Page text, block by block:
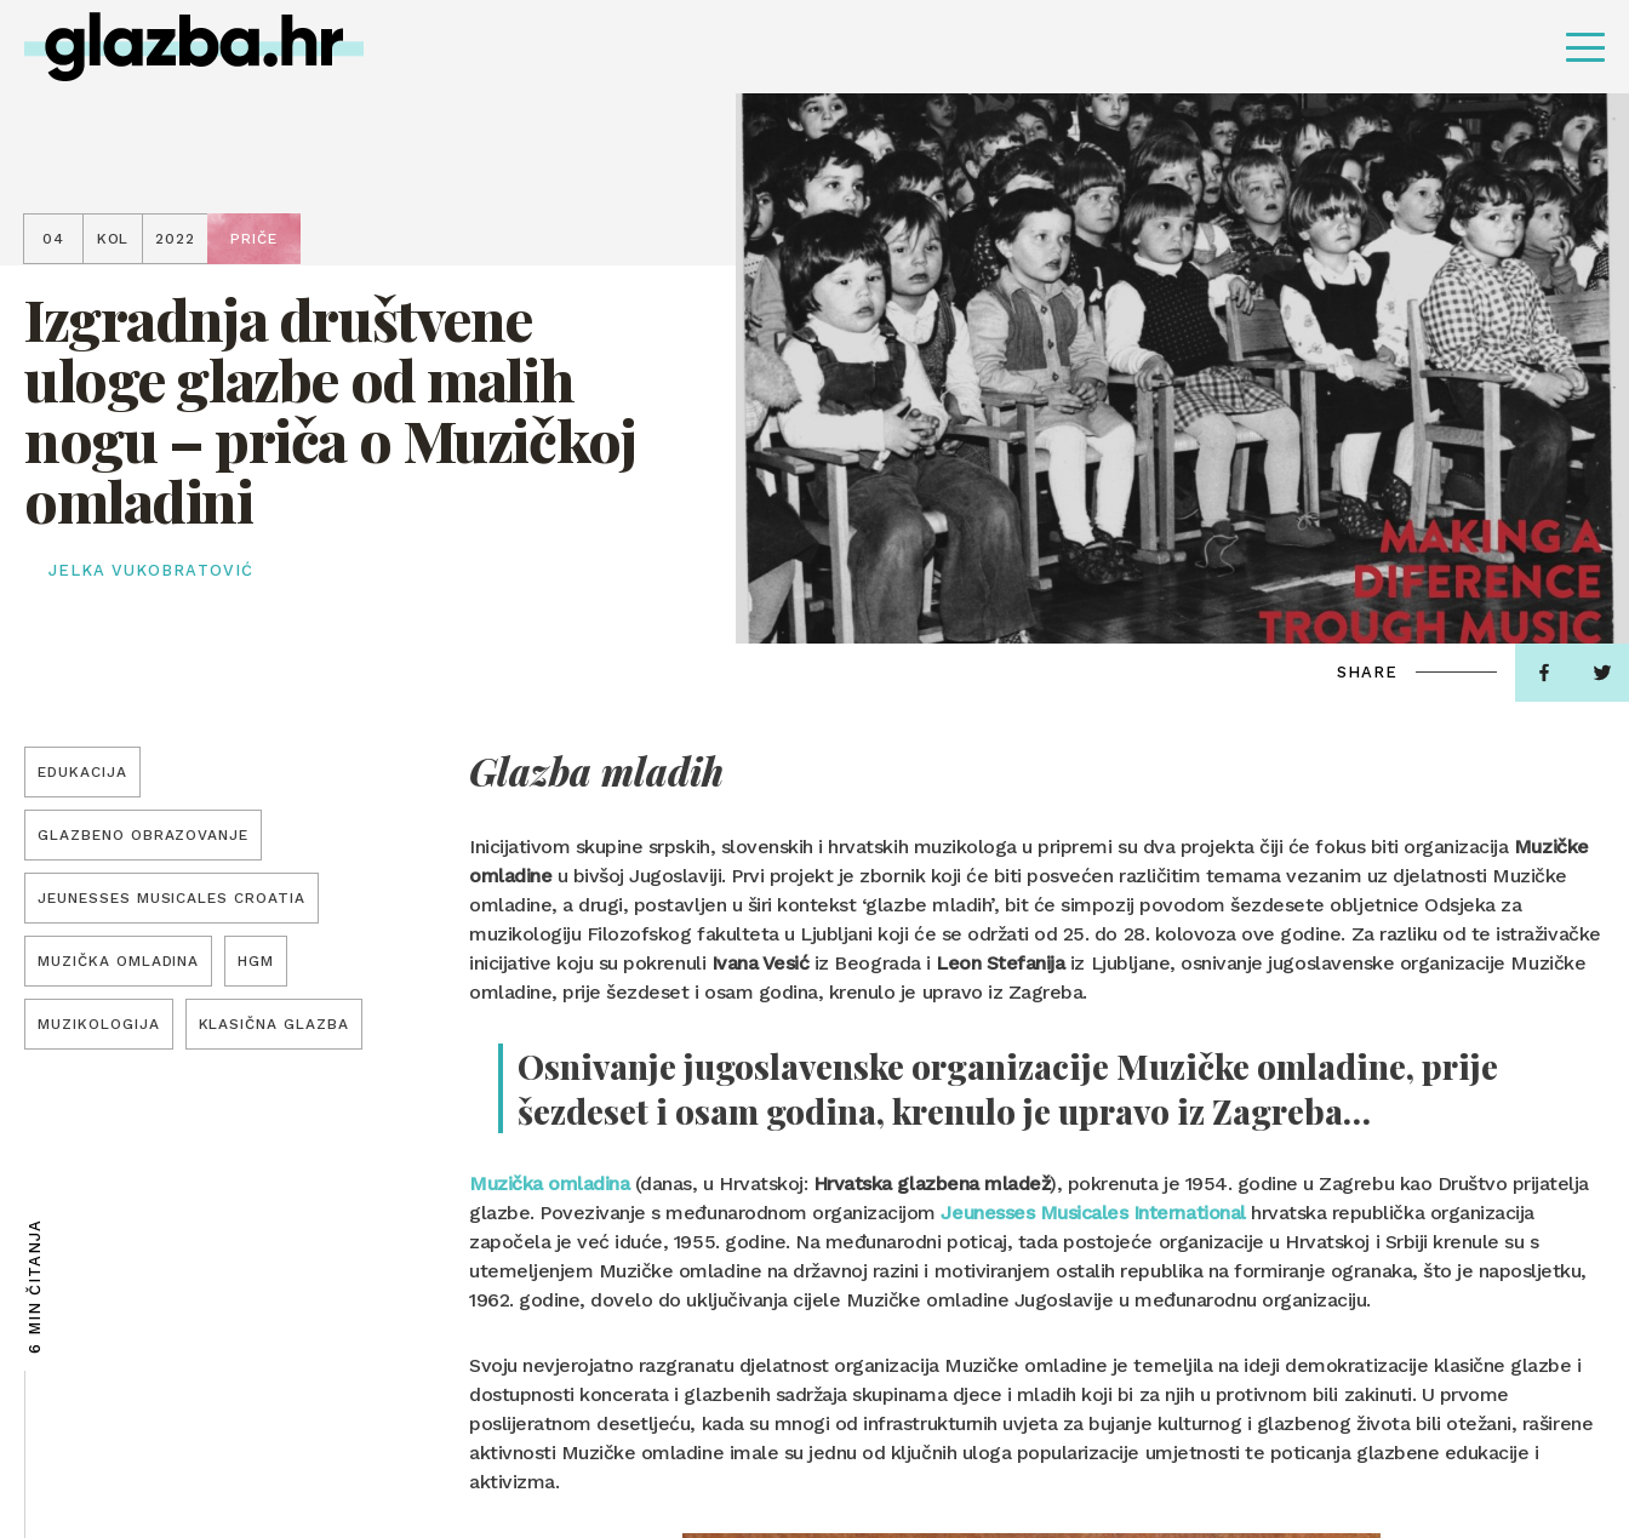
04 KOL 2022 PRIČE
Izgradnja društvene
uloge glazbe od malih
nogu – priča o Muzičkoj
omladini
JELKA VUKOBRATOVIĆ
SHARE
EDUKACIJA
GLAZBENO OBRAZOVANJE
JEUNESSES MUSICALES CROATIA
MUZIČKA OMLADINA HGM
MUZIKOLOGIJA KLASIČNA GLAZBA
6 MIN ČITANJA
Glazba mladih
Inicijativom skupine srpskih, slovenskih i hrvatskih muzikologa u pripremi su dva projekta čiji će fokus biti organizacija Muzičke
omladineu bivšoj Jugoslaviji. Prvi projekt je zbornik koji će biti posvećen različitim temama vezanim uz djelatnosti Muzičke
omladine, a drugi, postavljen u širi kontekst ‘glazbe mladih’, bit će simpozij povodom šezdesete obljetnice Odsjeka za
muzikologiju Filozofskog fakulteta u Ljubljani koji će se održati od 25. do 28. kolovoza ove godine. Za razliku od te istraživačke
inicijative koju su pokrenuli Ivana Vesićiz Beograda i Leon Stefanijaiz Ljubljane, osnivanje jugoslavenske organizacije Muzičke
omladine, prije šezdeset i osam godina, krenulo je upravo iz Zagreba.
Osnivanje jugoslavenske organizacije Muzičke omladine, prije
šezdeset i osam godina, krenulo je upravo iz Zagreba…
Muzička omladina(danas, u Hrvatskoj: Hrvatska glazbena mladež), pokrenuta je 1954. godine u Zagrebu kao Društvo prijatelja
glazbe. Povezivanje s međunarodnom organizacijomJeunesses Musicales Internationalhrvatska republička organizacija
započela je već iduće, 1955. godine. Na međunarodni poticaj, tada postojeće organizacije u Hrvatskoj i Srbiji krenule su s
utemeljenjem Muzičke omladine na državnoj razini i motiviranjem ostalih republika na formiranje ogranaka, što je naposljetku,
1962. godine, dovelo do uključivanja cijele Muzičke omladine Jugoslavije u međunarodnu organizaciju.
Svoju nevjerojatno razgranatu djelatnost organizacija Muzičke omladine je temeljila na ideji demokratizacije klasične glazbe i
dostupnosti koncerata i glazbenih sadržaja skupinama djece i mladih koji bi za njih u protivnom bili zakinuti. U prvome
poslijeratnom desetljeću, kada su mnogi od infrastrukturnih uvjeta za bujanje kulturnog i glazbenog života bili otežani, raširene
aktivnosti Muzičke omladine imale su jednu od ključnih uloga popularizacije umjetnosti te poticanja glazbene edukacije i
aktivizma.